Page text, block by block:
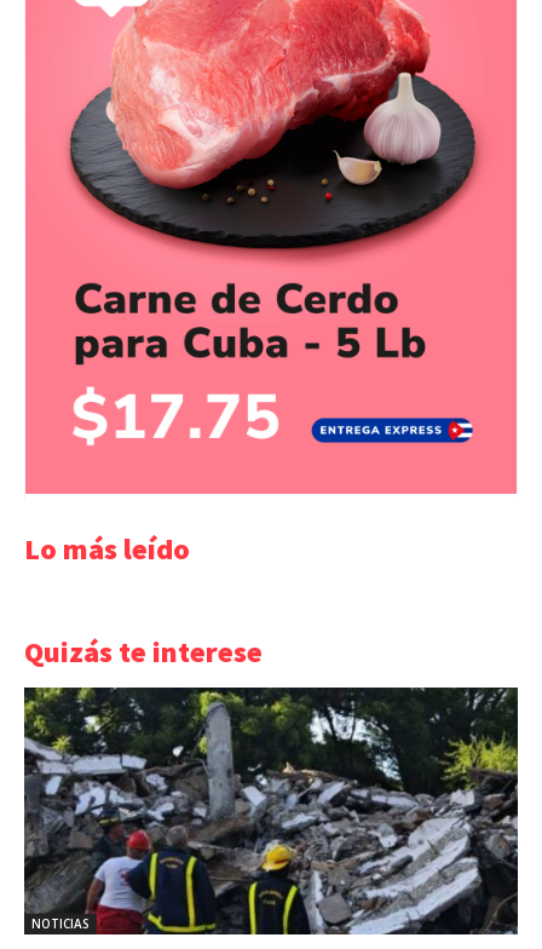
Lo más leído
Quizás te interese
NOTICIAS